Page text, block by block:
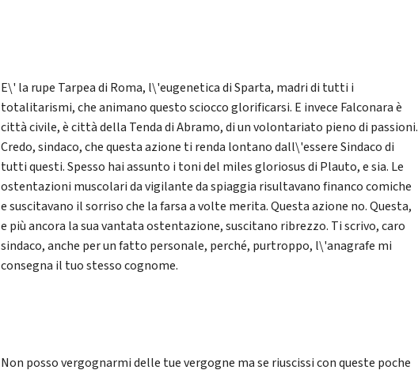
E\' la rupe Tarpea di Roma, l\'eugenetica di Sparta, madri di tutti i
totalitarismi, che animano questo sciocco glorificarsi. E invece Falconara è
città civile, è città della Tenda di Abramo, di un volontariato pieno di passioni.
Credo, sindaco, che questa azione ti renda lontano dall\'essere Sindaco di
tutti questi. Spesso hai assunto i toni del miles gloriosus di Plauto, e sia. Le
ostentazioni muscolari da vigilante da spiaggia risultavano financo comiche
e suscitavano il sorriso che la farsa a volte merita. Questa azione no. Questa,
e più ancora la sua vantata ostentazione, suscitano ribrezzo. Ti scrivo, caro
sindaco, anche per un fatto personale, perché, purtroppo, l\'anagrafe mi
consegna il tuo stesso cognome.
Non posso vergognarmi delle tue vergogne ma se riuscissi con queste poche